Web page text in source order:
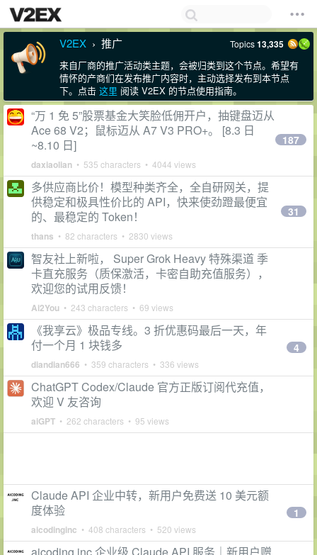
V2EX › 推广 Topics13,335
来自厂商的推广活动类主题，会被归类到这个节点。希望有
情怀的产商们在发布推广内容时，主动选择发布到本节点
下。点击 这里 阅读 V2EX 的节点使用指南。
“万 1 免 5”股票基金大笑脸低佣开户，抽键盘迈从
Ace 68 V2；鼠标迈从 A7 V3 PRO+。 [8.3 日
~8.10 日]
daxiaolian • 535 characters • 4044 views
187
多供应商比价！模型种类齐全，全自研网关，提
供稳定和极具性价比的 API，快来使劲蹬最便宜
的、最稳定的 Token！
thans • 82 characters • 2830 views
31
智友社上新啦， Super Grok Heavy 特殊渠道 季
卡直充服务（质保激活，卡密自助充值服务），
欢迎您的试用反馈！
Ai2You • 243 characters • 69 views
《我享云》极品专线。3 折优惠码最后一天，年
付一个月 1 块钱多
diandian666 • 359 characters • 336 views
4
ChatGPT Codex/Claude 官方正版订阅代充值，
欢迎 V 友咨询
aiGPT • 262 characters • 95 views
Claude API 企业中转，新用户免费送 10 美元额
度体验
aicodinginc • 408 characters • 520 views
1